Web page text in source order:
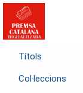
Títols
Col·leccions